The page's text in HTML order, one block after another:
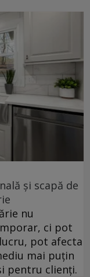
și scapă de
nu
ci pot
pot afecta
mai puțin
pentru clienți.